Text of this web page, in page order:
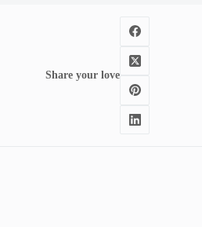
Share your love